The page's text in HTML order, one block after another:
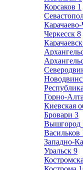
Корсаков 1
Черкесск 8
Карачаевск
Горно-
Киевская
Бровари 3
Вышгород
Васильков
Западно-
Уральск 9